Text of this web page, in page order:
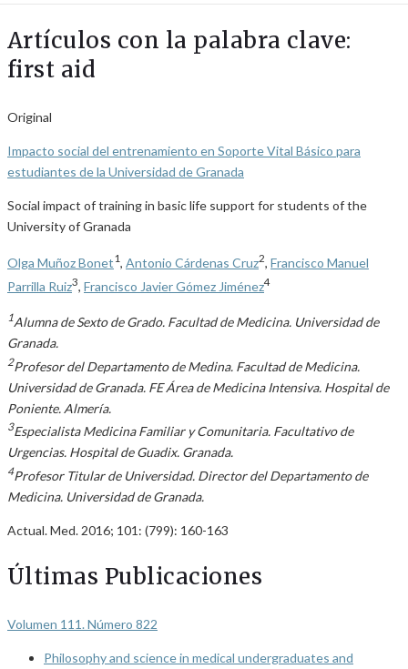
Artículos con la palabra clave:
first aid
Original
Impacto social del entrenamiento en Soporte Vital Básico para
estudiantes de la Universidad de Granada
Social impact of training in basic life support for students of the
University of Granada
Olga Muñoz Bonet1, Antonio Cárdenas Cruz2, Francisco Manuel
Parrilla Ruiz3 Francisco Javier Gómez Jiménez4
1Alumna de Sexto de Grado. Facultad de Medicina. Universidad de
Granada.
2Profesor del Departamento de Medina. Facultad de Medicina.
Universidad de Granada. FE Área de Medicina Intensiva. Hospital de
Poniente. Almería.
3Especialista Medicina Familiar y Comunitaria. Facultativo de
Urgencias. Hospital de Guadix. Granada.
4Profesor Titular de Universidad. Director del Departamento de
Medicina. Universidad de Granada.
Actual. Med. 2016; 101: (799): 160-163
Últimas Publicaciones
Volumen 111. Número 822
Philosophy and science in medical undergraduates and